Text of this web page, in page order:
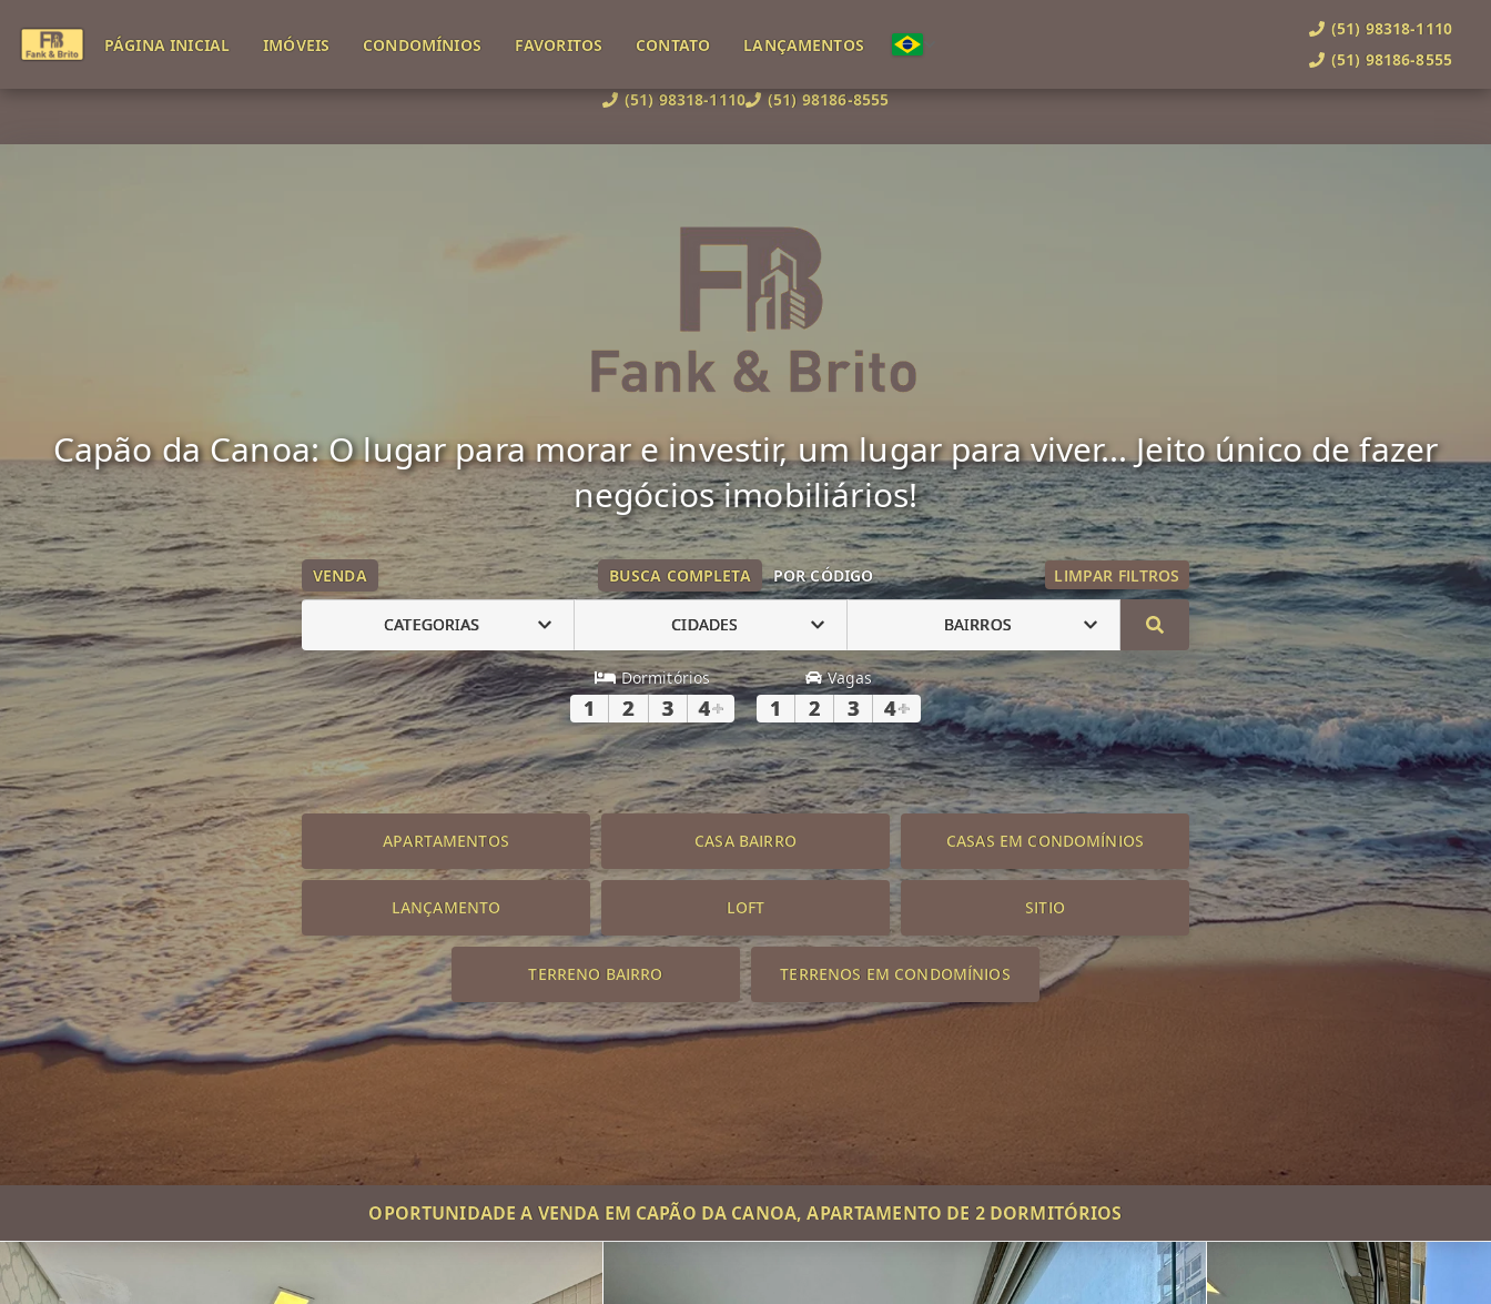
(51) 98318-1110 (51) 98186-8555
PÁGINA INICIAL IMÓVEIS CONDOMÍNIOS FAVORITOS CONTATO LANÇAMENTOS
(51) 98318-1110
(51) 98186-8555
Capão da Canoa: O lugar para morar e investir, um lugar para viver... Jeito único de fazer
negócios imobiliários!
VENDA BUSCA COMPLETA POR CÓDIGO LIMPAR FILTROS
CATEGORIAS CIDADES BAIRROS
Dormitórios
1 2 3 4+
Vagas
1 2 3 4+
APARTAMENTOS CASA BAIRRO CASAS EM CONDOMÍNIOS
LANÇAMENTO LOFT SITIO
TERRENO BAIRRO TERRENOS EM CONDOMÍNIOS
OPORTUNIDADE A VENDA EM CAPÃO DA CANOA, APARTAMENTO DE 2 DORMITÓRIOS